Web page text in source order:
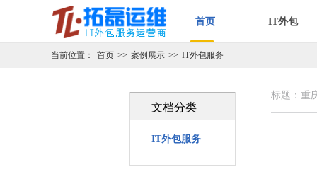
首页 IT外包
当前位置： 首页 >> 案例展示 >> IT外包服务
文档分类
IT外包服务
标题：重